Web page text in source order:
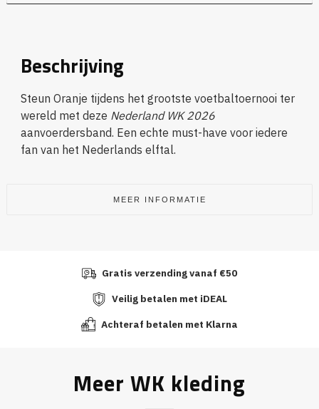
Beschrijving
Steun Oranje tijdens het grootste voetbaltoernooi ter
wereld met deze Nederland WK 2026
aanvoerdersband. Een echte must-have voor iedere
fan van het Nederlands elftal.
MEER INFORMATIE
Gratis verzending vanaf €50
Veilig betalen met iDEAL
Achteraf betalen met Klarna
Meer WK kleding